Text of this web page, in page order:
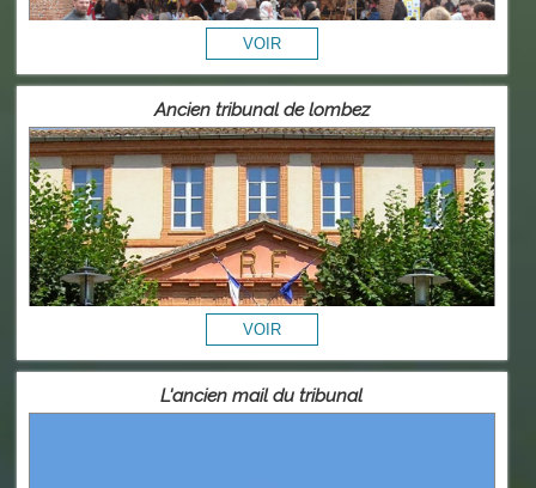
Ancien tribunal de lombez
L'ancien mail du tribunal